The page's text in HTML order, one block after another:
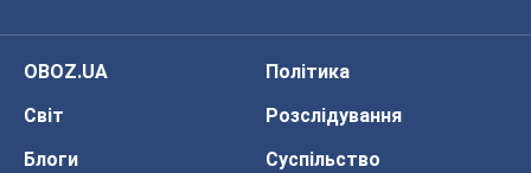
OBOZ.UA
Політика
Світ
Розслідування
Блоги
Суспільство